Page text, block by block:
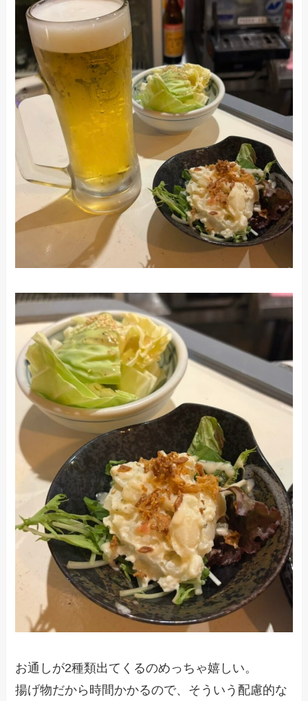
お通しが2種類出てくるのめっちゃ嬉しい。
揚げ物だから時間かかるので、そういう配慮的な